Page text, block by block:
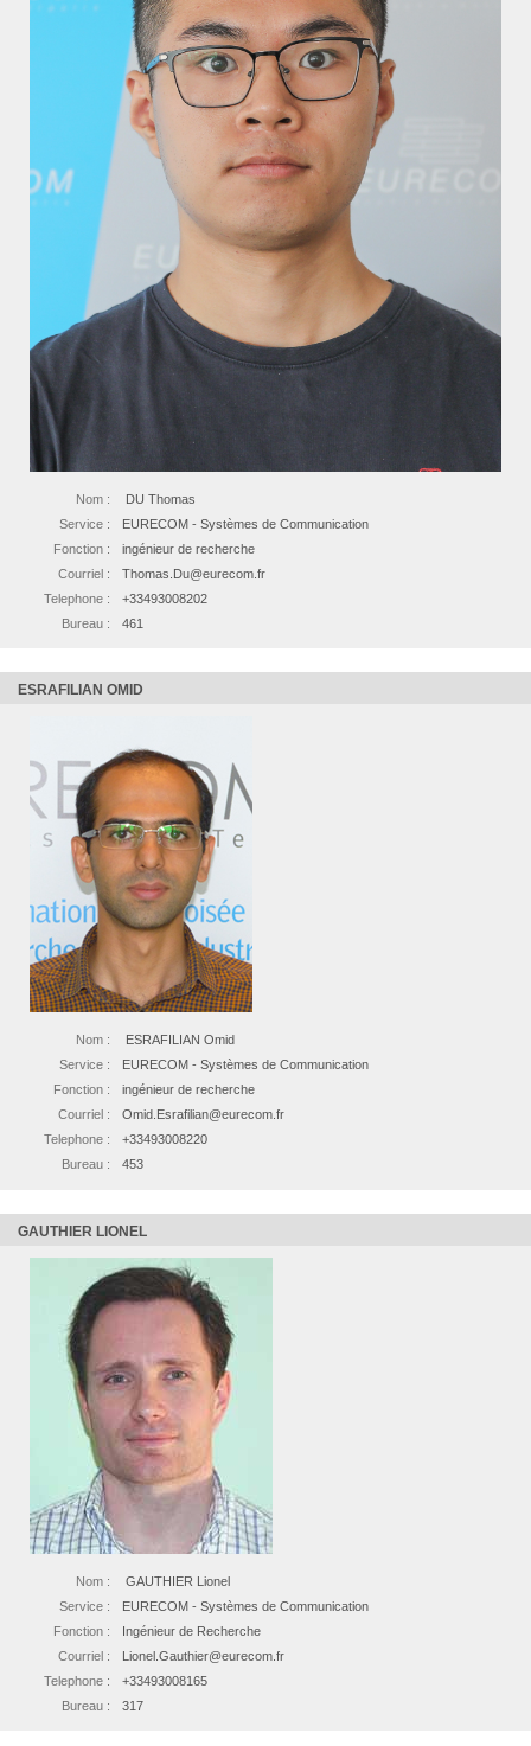
Nom :
DU Thomas
Service :
EURECOM - Systèmes de Communication
Fonction :
ingénieur de recherche
Courriel :
Thomas.Du@eurecom.fr
Telephone :
+33493008202
Bureau :
461
ESRAFILIAN OMID
Nom :
ESRAFILIAN Omid
Service :
EURECOM - Systèmes de Communication
Fonction :
ingénieur de recherche
Courriel :
Omid.Esrafilian@eurecom.fr
Telephone :
+33493008220
Bureau :
453
GAUTHIER LIONEL
Nom :
GAUTHIER Lionel
Service :
EURECOM - Systèmes de Communication
Fonction :
Ingénieur de Recherche
Courriel :
Lionel.Gauthier@eurecom.fr
Telephone :
+33493008165
Bureau :
317